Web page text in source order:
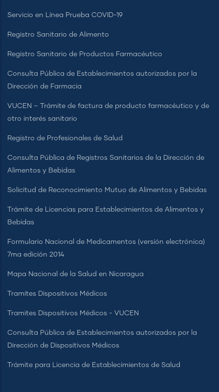
Servicio en Línea Prueba COVID-19
Registro Sanitario de Alimento
Registro Sanitario de Productos Farmacéutico
Consulta Pública de Establecimientos autorizados por la
Dirección de Farmacia
VUCEN – Trámite de factura de producto farmacéutico y de
otro interés sanitario
Registro de Profesionales de Salud
Consulta Pública de Registros Sanitarios de la Dirección de
Alimentos y Bebidas
Solicitud de Reconocimiento Mutuo de Alimentos y Bebidas
Trámite de Licencias para Establecimientos de Alimentos y
Bebidas
Formulario Nacional de Medicamentos (versión electrónica)
7ma edición 2014
Mapa Nacional de la Salud en Nicaragua
Tramites Dispositivos Médicos
Tramites Dispositivos Médicos - VUCEN
Consulta Pública de Establecimientos autorizados por la
Dirección de Dispositivos Médicos
Trámite para Licencia de Establecimientos de Salud